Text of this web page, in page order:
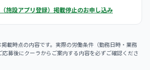
施設アプリ登録） 掲載停止のお申し込み
載時点の内容です。実際の労働条件（勤務日時・業務
応募後にクーラからご案内する内容を必ずご確認くださ